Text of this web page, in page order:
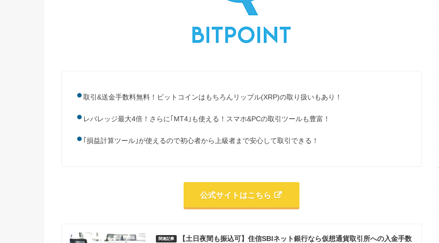
取引&送金手数料無料！ビットコインはもちろんリップル(XRP)の取り扱いもあり！
レバレッジ最大4倍！さらに｢MT4｣も使える！スマホ&PCの取引ツールも豊富！
｢損益計算ツール｣が使えるので初心者から上級者まで安心して取引できる！
公式サイトはこちら
【土日夜間も振込可】住信SBIネット銀行なら仮想通貨取引所への入金手数